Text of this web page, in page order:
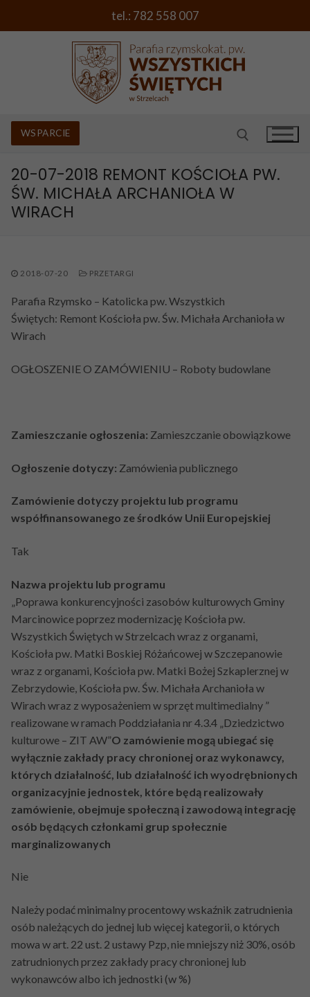
tel.: 782 558 007
WSPARCIE
O PARAFII
Wezwanie parafii i herb
Duszpasterz
Powołani z parafii
I Komunia Święta
Bierzmowanie
PRZETARGI
KONTAKT
20-07-2018 REMONT KOŚCIOŁA PW.
ŚW. MICHAŁA ARCHANIOŁA W
WIRACH
2018-07-20 PRZETARGI
Parafia Rzymsko – Katolicka pw. Wszystkich
Świętych: Remont Kościoła pw. Św. Michała Archanioła w
Wirach
OGŁOSZENIE O ZAMÓWIENIU – Roboty budowlane
Zamieszczanie ogłoszenia: Zamieszczanie obowiązkowe
Ogłoszenie dotyczy: Zamówienia publicznego
Zamówienie dotyczy projektu lub programu
współfinansowanego ze środków Unii Europejskiej
Tak
Nazwa projektu lub programu
„Poprawa konkurencyjności zasobów kulturowych Gminy
Marcinowice poprzez modernizację Kościoła pw.
Wszystkich Świętych w Strzelcach wraz z organami,
Kościoła pw. Matki Boskiej Różańcowej w Szczepanowie
wraz z organami, Kościoła pw. Matki Bożej Szkaplerznej w
Zebrzydowie, Kościoła pw. Św. Michała Archanioła w
Wirach wraz z wyposażeniem w sprzęt multimedialny ”
realizowane w ramach Poddziałania nr 4.3.4 „Dziedzictwo
kulturowe – ZIT AW”O zamówienie mogą ubiegać się
wyłącznie zakłady pracy chronionej oraz wykonawcy,
których działalność, lub działalność ich wyodrębnionych
organizacyjnie jednostek, które będą realizowały
zamówienie, obejmuje społeczną i zawodową integrację
osób będących członkami grup społecznie
marginalizowanych
Nie
Należy podać minimalny procentowy wskaźnik zatrudnienia
osób należących do jednej lub więcej kategorii, o których
mowa w art. 22 ust. 2 ustawy Pzp, nie mniejszy niż 30%, osób
zatrudnionych przez zakłady pracy chronionej lub
wykonawców albo ich jednostki (w %)